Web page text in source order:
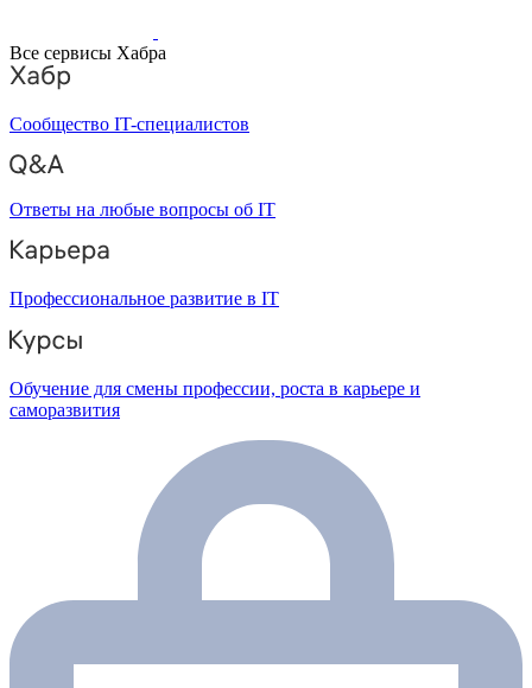
Все сервисы Хабра
Сообщество IT-специалистов
Ответы на любые вопросы об IT
Профессиональное развитие в IT
Обучение для смены профессии, роста в карьере и
саморазвития